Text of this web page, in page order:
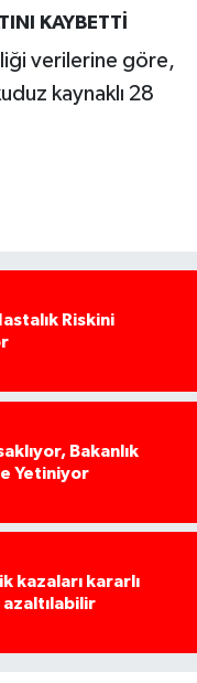
KAYBETTİ
verilerine göre,
kaynaklı 28
Riskini
Bakanlık
Yetiniyor
kazaları kararlı
azaltılabilir